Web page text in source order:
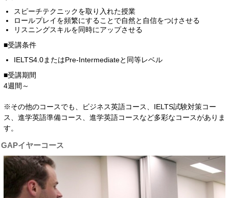
スピーチテクニックを取り入れた授業
ロールプレイを頻繁にすることで自然と自信をつけさせる
リスニングスキルを同時にアップさせる
■受講条件
IELTS4.0またはPre-Intermediateと同等レベル
■受講期間
4週間～
※その他のコースでも、ビジネス英語コース、IELTS試験対策コー
ス、進学英語準備コース、進学英語コースなど多彩なコースがありま
す。
GAPイヤーコース